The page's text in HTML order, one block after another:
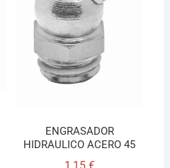
ENGRASADOR
HIDRAULICO ACERO 45